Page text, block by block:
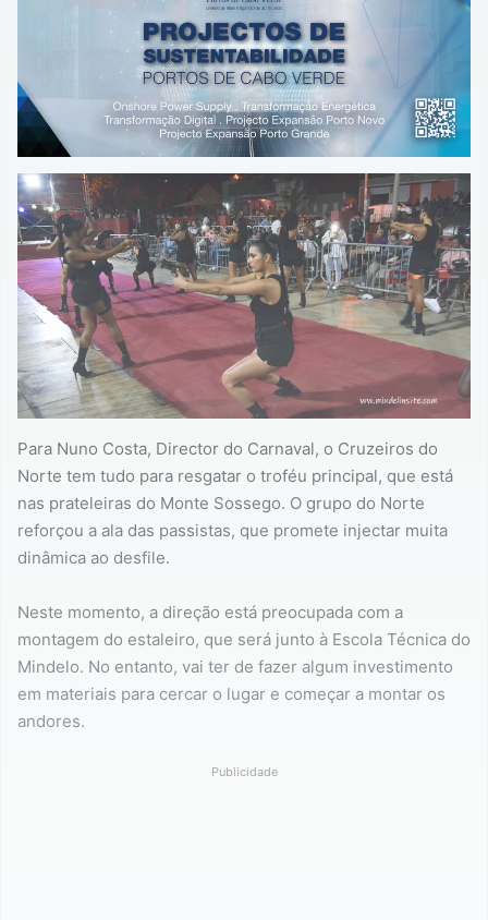
Para Nuno Costa, Director do Carnaval, o Cruzeiros do
Norte tem tudo para resgatar o troféu principal, que está
nas prateleiras do Monte Sossego. O grupo do Norte
reforçou a ala das passistas, que promete injectar muita
dinâmica ao desfile.
Neste momento, a direção está preocupada com a
montagem do estaleiro, que será junto à Escola Técnica do
Mindelo. No entanto, vai ter de fazer algum investimento
em materiais para cercar o lugar e começar a montar os
andores.
Publicidade